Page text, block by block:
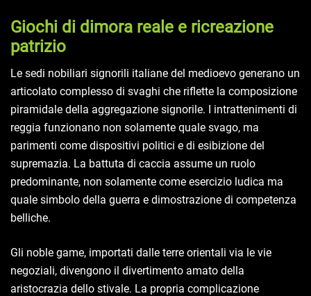
Giochi di dimora reale e ricreazione
patrizio
Le sedi nobiliari signorili italiane del medioevo generano un
articolato complesso di svaghi che riflette la composizione
piramidale della aggregazione signorile. I intrattenimenti di
reggia funzionano non solamente quale svago, ma
parimenti come dispositivi politici e di esibizione del
supremazia. La battuta di caccia assume un ruolo
predominante, non solamente come esercizio ludica ma
quale simbolo della guerra e dimostrazione di competenza
belliche.
Gli noble game, importati dalle terre orientali via le vie
negoziali, divengono il divertimento amato della
aristocrazia dello stivale. La propria complicazione